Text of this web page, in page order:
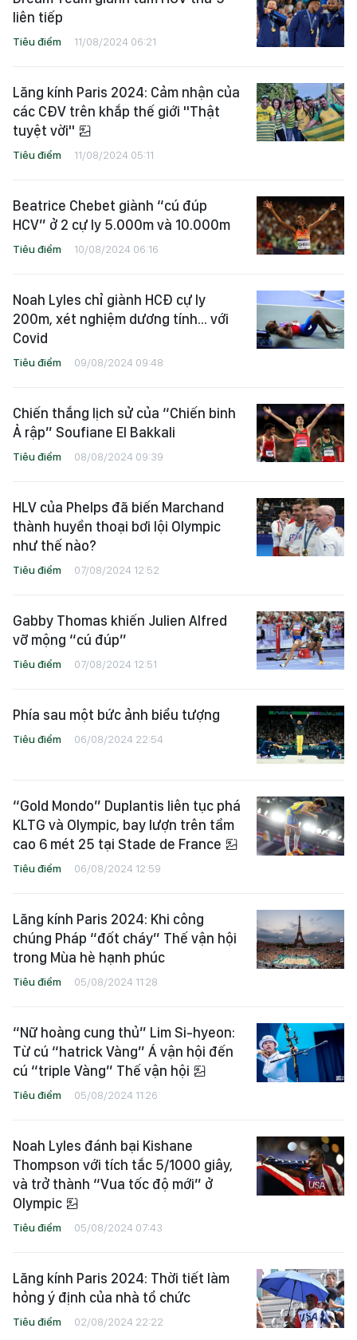
liên tiếp
Tiêu điểm 11/08/2024 06:21
Lăng kính Paris 2024: Cảm nhận của
các CĐV trên khắp thế giới "Thật
tuyệt vời"
Tiêu điểm 11/08/2024 05:11
Beatrice Chebet giành “cú đúp
HCV” ở 2 cự ly 5.000m và 10.000m
Tiêu điểm 10/08/2024 06:16
Noah Lyles chỉ giành HCĐ cự ly
200m, xét nghiệm dương tính... với
Covid
Tiêu điểm 09/08/2024 09:48
Chiến thắng lịch sử của “Chiến binh
Ả rập” Soufiane El Bakkali
Tiêu điểm 08/08/2024 09:39
HLV của Phelps đã biến Marchand
thành huyền thoại bơi lội Olympic
như thế nào?
Tiêu điểm 07/08/2024 12:52
Gabby Thomas khiến Julien Alfred
vỡ mộng “cú đúp”
Tiêu điểm 07/08/2024 12:51
Phía sau một bức ảnh biểu tượng
Tiêu điểm 06/08/2024 22:54
“Gold Mondo” Duplantis liên tục phá
KLTG và Olympic, bay lượn trên tầm
cao 6 mét 25 tại Stade de France
Tiêu điểm 06/08/2024 12:59
Lăng kính Paris 2024: Khi công
chúng Pháp “đốt cháy” Thế vận hội
trong Mùa hè hạnh phúc
Tiêu điểm 05/08/2024 11:28
“Nữ hoàng cung thủ” Lim Si-hyeon:
Từ cú “hatrick Vàng” Á vận hội đến
cú “triple Vàng” Thế vận hội
Tiêu điểm 05/08/2024 11:26
Noah Lyles đánh bại Kishane
Thompson với tích tắc 5/1000 giây,
và trở thành “Vua tốc độ mới” ở
Olympic
Tiêu điểm 05/08/2024 07:43
Lăng kính Paris 2024: Thời tiết làm
hỏng ý định của nhà tổ chức
Tiêu điểm 02/08/2024 22:22